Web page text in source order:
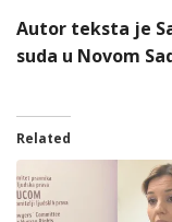
Autor teksta je
suda u Novom
Related